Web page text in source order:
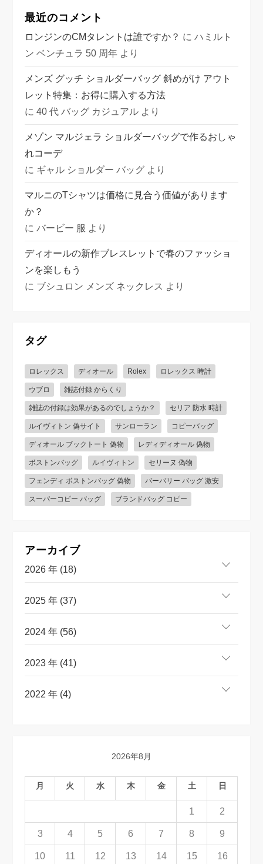
最近のコメント
ロンジンのCMタレントは誰ですか？ にハミルト
ン ベンチュラ 50 周年 より
メンズ グッチ ショルダーバッグ 斜めがけ アウト
レット特集：お得に購入する方法
に40 代 バッグ カジュアル より
メゾン マルジェラ ショルダーバッグで作るおしゃ
れコーデ
に ギャル ショルダー バッグ より
マルニのTシャツは価格に見合う価値があります
か？
にバービー 服 より
ディオールの新作ブレスレットで春のファッショ
ンを楽しもう
に ブシュロン メンズ ネックレス より
タグ
ロレックス ディオール Rolex ロレックス 時計
ウブロ 雑誌付録 からくり
雑誌の付録は効果があるのでしょうか？ セリア 防水 時計
ルイヴィトン 偽サイト サンローラン コピーバッグ
ディオール ブックトート 偽物 レディディオール 偽物
ボストンバッグ ルイヴィトン セリーヌ 偽物
フェンディ ボストンバッグ 偽物 バーバリー バッグ 激安
スーパーコピー バッグ ブランドバッグ コピー
アーカイブ
2026 年 (18)
2025 年 (37)
2024 年 (56)
2023 年 (41)
2022 年 (4)
2026年8月
月 火 水 木 金 土 日
1 2
3 4 5 6 7 8 9
10 11 12 13 14 15 16